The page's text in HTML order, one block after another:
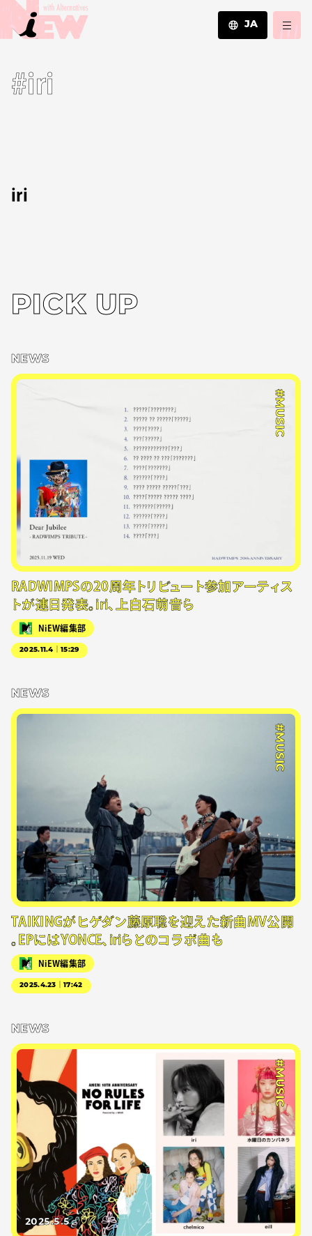
JA
#iri
iri
PICK UP
NEWS
#MUSIC
RADWIMPSの20周年トリビュート参加アーティス
トが連日発表。iri、上白石萌音ら
NiEW編集部
2025.11.4｜15:29
NEWS
#MUSIC
TAIKINGがヒゲダン藤原聡を迎えた新曲MV公開
。EPにはYONCE、iriらとのコラボ曲も
NiEW編集部
2025.4.23｜17:42
NEWS
#MUSIC
2025.5.5